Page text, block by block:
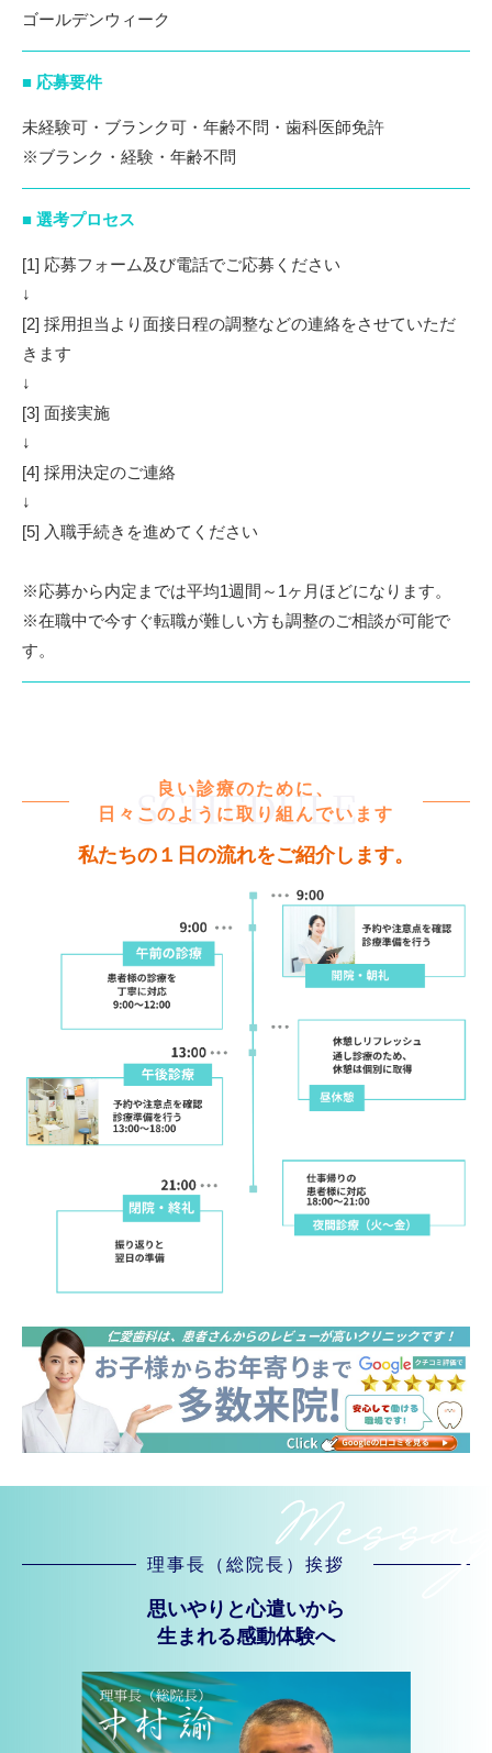
ゴールデンウィーク
■ 応募要件
未経験可・ブランク可・年齢不問・歯科医師免許
※ブランク・経験・年齢不問
■ 選考プロセス
[1] 応募フォーム及び電話でご応募ください
↓
[2] 採用担当より面接日程の調整などの連絡をさせていただ
きます
↓
[3] 面接実施
↓
[4] 採用決定のご連絡
↓
[5] 入職手続きを進めてください
※応募から内定までは平均1週間～1ヶ月ほどになります。
※在職中で今すぐ転職が難しい方も調整のご相談が可能で
す。
良い診療のために、
日々このように取り組んでいます
私たちの１日の流れをご紹介します。
理事長 （総院長） 挨拶
思いやりと心遣いから
生まれる感動体験へ